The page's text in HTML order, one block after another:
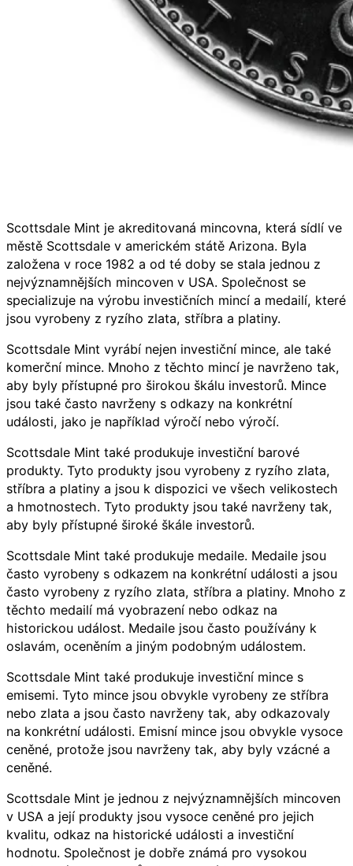
Scottsdale Mint je akreditovaná mincovna, která sídlí ve
městě Scottsdale v americkém státě Arizona. Byla
založena v roce 1982 a od té doby se stala jednou z
nejvýznamnějších mincoven v USA. Společnost se
specializuje na výrobu investičních mincí a medailí, které
jsou vyrobeny z ryzího zlata, stříbra a platiny.
Scottsdale Mint vyrábí nejen investiční mince, ale také
komerční mince. Mnoho z těchto mincí je navrženo tak,
aby byly přístupné pro širokou škálu investorů. Mince
jsou také často navrženy s odkazy na konkrétní
události, jako je například výročí nebo výročí.
Scottsdale Mint také produkuje investiční barové
produkty. Tyto produkty jsou vyrobeny z ryzího zlata,
stříbra a platiny a jsou k dispozici ve všech velikostech
a hmotnostech. Tyto produkty jsou také navrženy tak,
aby byly přístupné široké škále investorů.
Scottsdale Mint také produkuje medaile. Medaile jsou
často vyrobeny s odkazem na konkrétní události a jsou
často vyrobeny z ryzího zlata, stříbra a platiny. Mnoho z
těchto medailí má vyobrazení nebo odkaz na
historickou událost. Medaile jsou často používány k
oslavám, oceněním a jiným podobným událostem.
Scottsdale Mint také produkuje investiční mince s
emisemi. Tyto mince jsou obvykle vyrobeny ze stříbra
nebo zlata a jsou často navrženy tak, aby odkazovaly
na konkrétní události. Emisní mince jsou obvykle vysoce
ceněné, protože jsou navrženy tak, aby byly vzácné a
ceněné.
Scottsdale Mint je jednou z nejvýznamnějších mincoven
v USA a její produkty jsou vysoce ceněné pro jejich
kvalitu, odkaz na historické události a investiční
hodnotu. Společnost je dobře známá pro vysokou